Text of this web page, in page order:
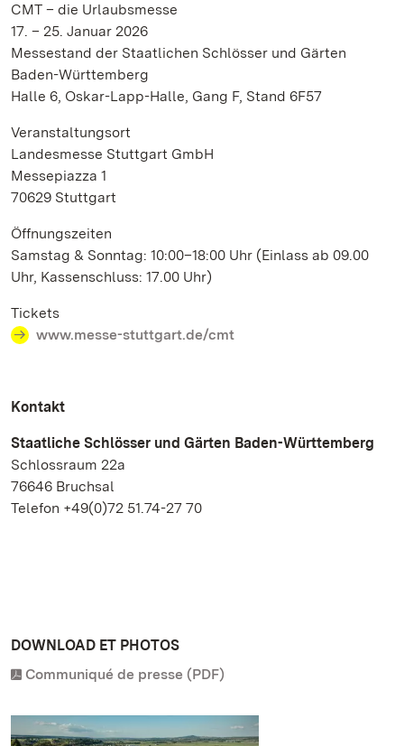
CMT – die Urlaubsmesse
17. – 25. Januar 2026
Messestand der Staatlichen Schlösser und Gärten
Baden-Württemberg
Halle 6, Oskar-Lapp-Halle, Gang F, Stand 6F57
Veranstaltungsort
Landesmesse Stuttgart GmbH
Messepiazza 1
70629 Stuttgart
Öffnungszeiten
Samstag & Sonntag: 10:00–18:00 Uhr (Einlass ab 09.00
Uhr, Kassenschluss: 17.00 Uhr)
Tickets
www.messe-stuttgart.de/cmt
Kontakt
Staatliche Schlösser und Gärten Baden-Württemberg
Schlossraum 22a
76646 Bruchsal
Telefon +49(0)72 51.74-27 70
DOWNLOAD ET PHOTOS
Communiqué de presse (PDF)